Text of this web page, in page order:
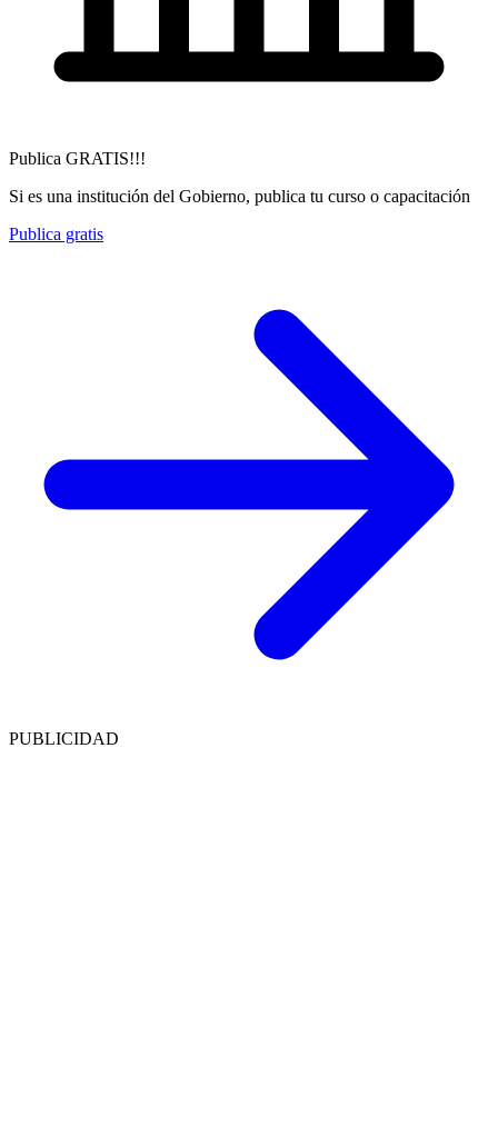
Publica GRATIS!!!
Si es una institución del Gobierno, publica tu curso o capacitación
Publica gratis
PUBLICIDAD